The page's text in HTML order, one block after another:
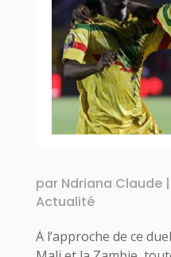
par Ndriana Claude|
Actualité
À l’approche de ce